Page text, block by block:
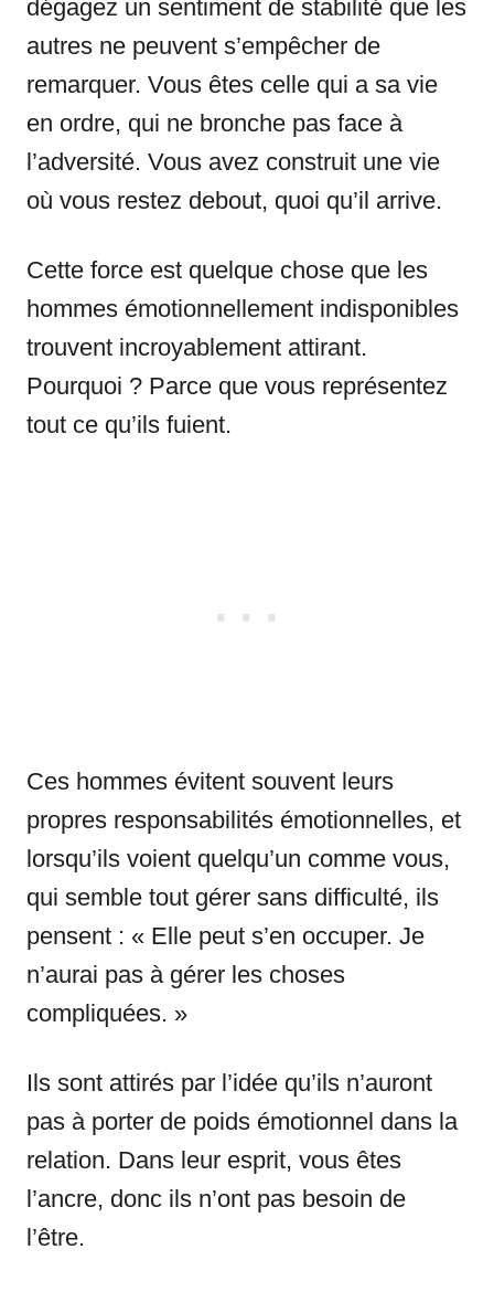
dégagez un sentiment de stabilité que les
autres ne peuvent s’empêcher de
remarquer. Vous êtes celle qui a sa vie
en ordre, qui ne bronche pas face à
l’adversité. Vous avez construit une vie
où vous restez debout, quoi qu’il arrive.
Cette force est quelque chose que les
hommes émotionnellement indisponibles
trouvent incroyablement attirant.
Pourquoi ? Parce que vous représentez
tout ce qu’ils fuient.
Ces hommes évitent souvent leurs
propres responsabilités émotionnelles, et
lorsqu’ils voient quelqu’un comme vous,
qui semble tout gérer sans difficulté, ils
pensent : « Elle peut s’en occuper. Je
n’aurai pas à gérer les choses
compliquées. »
Ils sont attirés par l’idée qu’ils n’auront
pas à porter de poids émotionnel dans la
relation. Dans leur esprit, vous êtes
l’ancre, donc ils n’ont pas besoin de
l’être.